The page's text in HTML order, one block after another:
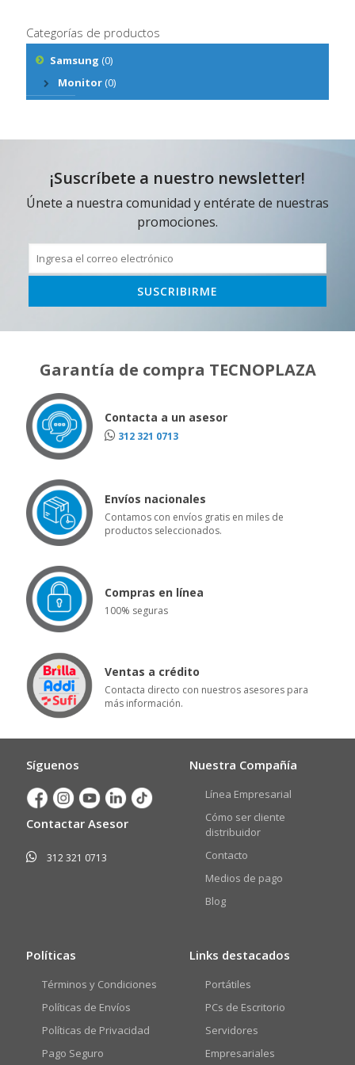
Categorías de productos
Samsung (0)
Monitor(0)
¡Suscríbete a nuestro newsletter!
Únete a nuestra comunidad y entérate de nuestras
promociones.
Garantía de compra TECNOPLAZA
Contacta a un asesor
312 321 0713
Envíos nacionales
Contamos con envíos gratis en miles de
productos seleccionados.
Compras en línea
100% seguras
Ventas a crédito
Contacta directo con nuestros asesores para
más información.
Síguenos
Contactar Asesor
312 321 0713
Nuestra Compañía
Línea Empresarial
Cómo ser cliente
distribuidor
Contacto
Medios de pago
Blog
Políticas
Términos y Condiciones
Políticas de Envíos
Políticas de Privacidad
Pago Seguro
Links destacados
Portátiles
PCs de Escritorio
Servidores
Empresariales